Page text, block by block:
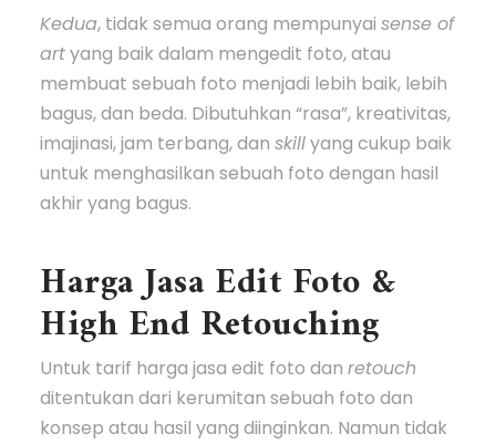
Kedua, tidak semua orang mempunyaisense of
artyang baik dalam mengedit foto, atau
membuat sebuah foto menjadi lebih baik, lebih
bagus, dan beda. Dibutuhkan “rasa”, kreativitas,
imajinasi, jam terbang, danskillyang cukup baik
untuk menghasilkan sebuah foto dengan hasil
akhir yang bagus.
Harga Jasa Edit Foto &
High End Retouching
Untuk tarif harga jasa edit foto danretouch
ditentukan dari kerumitan sebuah foto dan
konsep atau hasil yang diinginkan. Namun tidak